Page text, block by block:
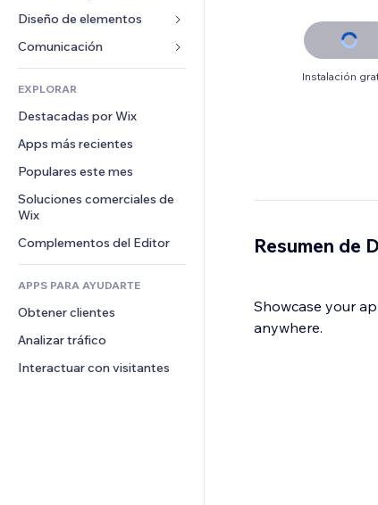
Anuncios del sitio
Email
Botones de venta
Contabilidad
Cupones y fidelización
Almacenamiento de mercancía
Crowdfunding
Alimentos y bebidas
Eventos
Restaurantes
Inmobiliarias
Reservas
Galerías
Música
Pódcast
Fotografía
Video
PDF
Compartir archivos
Noticias
Servicios de contenido
Efectos de texto
Diseño de elementos
Mapas y navegación
Privacidad y seguridad
Reloj
Plantillas para páginas
Efectos de imágenes
Botones y menús
Banners e insignias
Calculadoras
Buscar
Formularios
Encuestas
Chat
Comentarios
Teléfono
Comunidad
Reseñas y testimonios
EXPLORAR
Destacadas por Wix
Apps más recientes
Populares este mes
Soluciones comerciales de
Wix
Complementos del Editor
APPS PARA AYUDARTE
Obtener clientes
Analizar tráfico
Interactuar con visitantes
Instalación
Resumen de
Showcase your
anywhere.